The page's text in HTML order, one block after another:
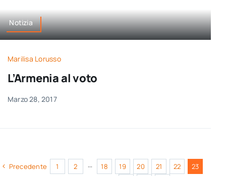
Notizia
Marilisa Lorusso
L’Armenia al voto
Marzo 28, 2017
Precedente 1 2 ··· 18 19 20 21 22
23